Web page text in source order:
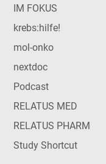
IM FOKUS
krebs:hilfe!
mol-onko
nextdoc
Podcast
RELATUS MED
RELATUS PHARM
Study Shortcut